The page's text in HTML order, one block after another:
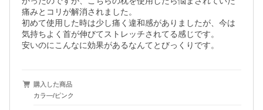
痛みとコリが解消されました。
初めて使用した時は少し痛く違和感がありましたが、今は
気持ちよく首が伸びてストレッチされてる感じです。
安いのにこんなに効果があるなんてとびっくりです。
購入した商品
カラ―/ピンク